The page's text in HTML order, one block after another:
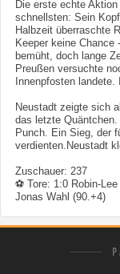
Die erste echte
schnellsten: Sein
Halbzeit überraschte
Keeper keine
bemüht, doch lange
Preußen versuchte
Innenpfosten
Neustadt zeigte sich
das letzte
Punch. Ein Sieg, der
verdienten.Neustadt
Zuschauer: 237
⚽ Tore: 1:0 Robin-
Jonas Wahl (90.+4)